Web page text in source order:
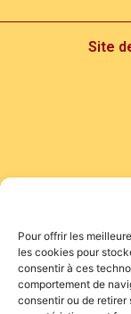
Pour offrir les
les cookies pour
consentir à ces
comportement de
consentir ou de
Site